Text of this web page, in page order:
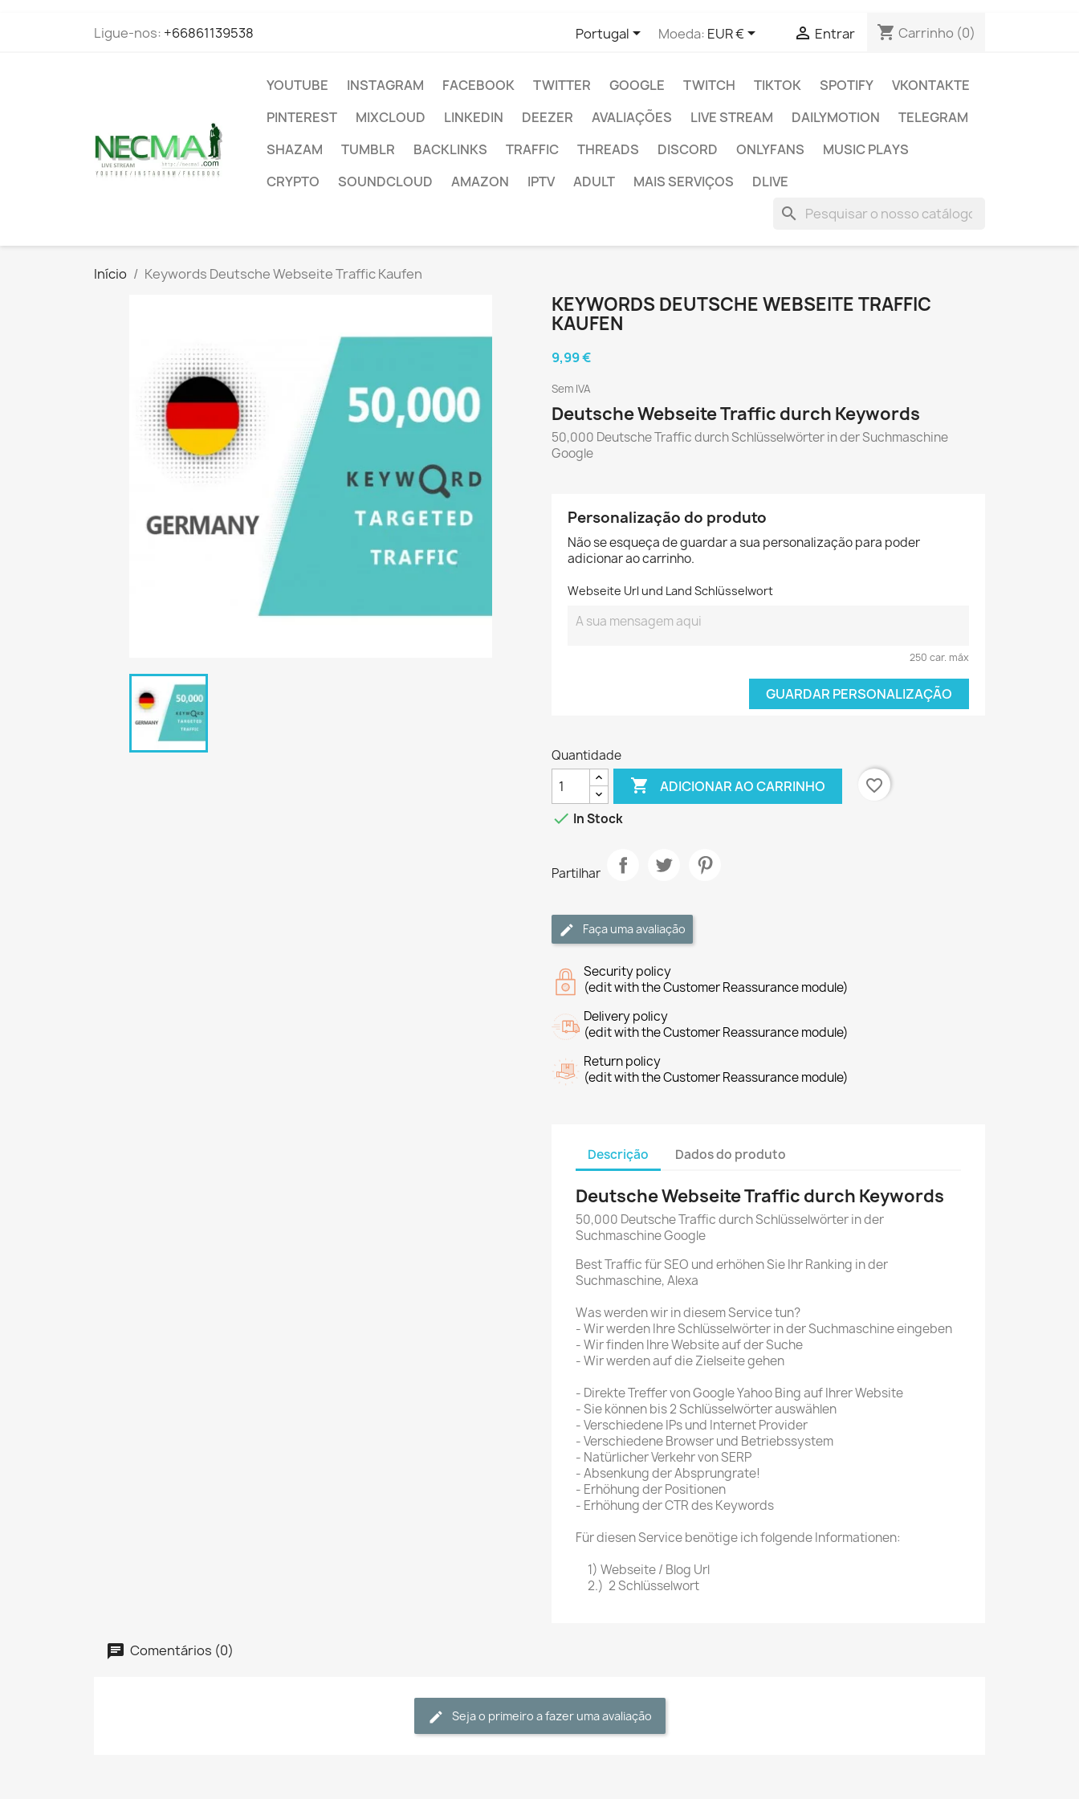
Ligue-nos: +66861139538 Portugal Moeda: EUR €  Entrar shopping_cart Carrinho (0)
YOUTUBE INSTAGRAM FACEBOOK TWITTER GOOGLE TWITCH TIKTOK SPOTIFY
VKONTAKTE
PINTEREST
MIXCLOUD LINKEDIN DEEZER AVALIAÇÕES LIVE STREAM DAILYMOTION
TELEGRAM
SHAZAM
TUMBLR BACKLINKS TRAFFIC THREADS DISCORD ONLYFANS
MUSIC PLAYS
CRYPTO
SOUNDCLOUD AMAZON IPTV ADULT MAIS SERVIÇOS DLIVE
search
Início Keywords Deutsche Webseite Traffic Kaufen
KEYWORDS DEUTSCHE WEBSEITE TRAFFIC
KAUFEN
9,99 €
Sem IVA
Deutsche Webseite Traffic durch Keywords
50,000 Deutsche Traffic durch Schlüsselwörter in der Suchmaschine
Google
Personalização do produto
Não se esqueça de guardar a sua personalização para poder
adicionar ao carrinho.
Webseite Url und Land Schlüsselwort
250 car. máx
GUARDAR PERSONALIZAÇÃO
Quantidade
 ADICIONAR AO CARRINHO
favorite_border
 In Stock
Partilhar
Faça uma avaliação
Security policy
(edit with the Customer Reassurance module)
Delivery policy
(edit with the Customer Reassurance module)
Return policy
(edit with the Customer Reassurance module)
Descrição Dados do produto
Deutsche Webseite Traffic durch Keywords
50,000 Deutsche Traffic durch Schlüsselwörter in der
Suchmaschine Google
Best Traffic für SEO und erhöhen Sie Ihr Ranking in der
Suchmaschine, Alexa
Was werden wir in diesem Service tun?
- Wir werden Ihre Schlüsselwörter in der Suchmaschine eingeben
- Wir finden Ihre Website auf der Suche
- Wir werden auf die Zielseite gehen
- Direkte Treffer von Google Yahoo Bing auf Ihrer Website
- Sie können bis 2 Schlüsselwörter auswählen
- Verschiedene IPs und Internet Provider
- Verschiedene Browser und Betriebssystem
- Natürlicher Verkehr von SERP
- Absenkung der Absprungrate!
- Erhöhung der Positionen
- Erhöhung der CTR des Keywords
Für diesen Service benötige ich folgende Informationen:
1) Webseite / Blog Url
2.) 2 Schlüsselwort
Comentários (0)
Seja o primeiro a fazer uma avaliação